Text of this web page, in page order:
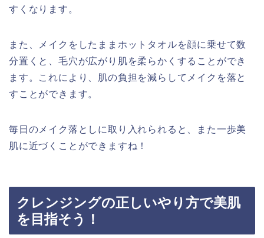
すくなります。
また、メイクをしたままホットタオルを顔に乗せて数
分置くと、毛穴が広がり肌を柔らかくすることができ
ます。これにより、肌の負担を減らしてメイクを落と
すことができます。
毎日のメイク落としに取り入れられると、また一歩美
肌に近づくことができますね！
クレンジングの正しいやり方で美肌
を目指そう！